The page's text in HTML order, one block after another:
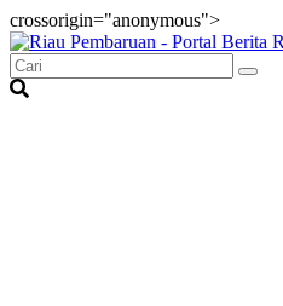
crossorigin="anonymous">